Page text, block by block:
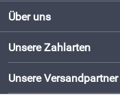
Bewährte Qualität
Bestellen und
Kontakt
Newsletter
Lieferbedingungen
Kundenlogin
Über uns
Unsere Bestseller
Neu
Unsere Zahlarten
Unsere Versandpartner